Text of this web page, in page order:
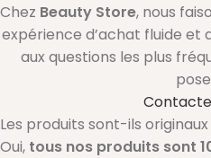
Chez Beauty Store, nous
expérience d’achat fluide et
aux questions les plus
Les produits sont-ils originaux
Oui, tous nos produits sont